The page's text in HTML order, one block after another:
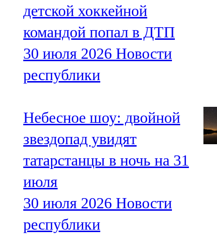
детской хоккейной
командой попал в ДТП
30 июля 2026 Новости
республики
Небесное шоу: двойной
звездопад увидят
татарстанцы в ночь на 31
июля
30 июля 2026 Новости
республики